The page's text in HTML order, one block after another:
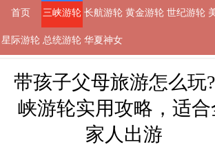
首页 三峡游轮 长航游轮 黄金游轮 世纪游轮
星际游轮 总统游轮 华夏神女
来自三峡游轮2024-03-20 17:12 的文章
带孩子父母旅游怎么玩
峡游轮实用攻略，适合
家人出游